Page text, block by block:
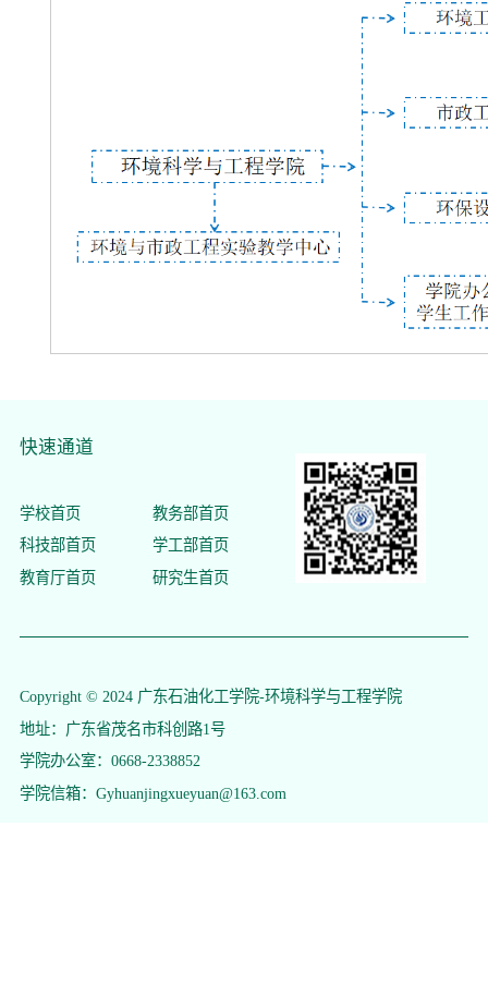
快速通道
学校首页
科技部首页
教育厅首页
教务部首页
学工部首页
研究生首页
Copyright © 2024 广东石油化工学院-环境科学与工程学院
地址：广东省茂名市科创路1号
学院办公室：0668-2338852
学院信箱：Gyhuanjingxueyuan@163.com